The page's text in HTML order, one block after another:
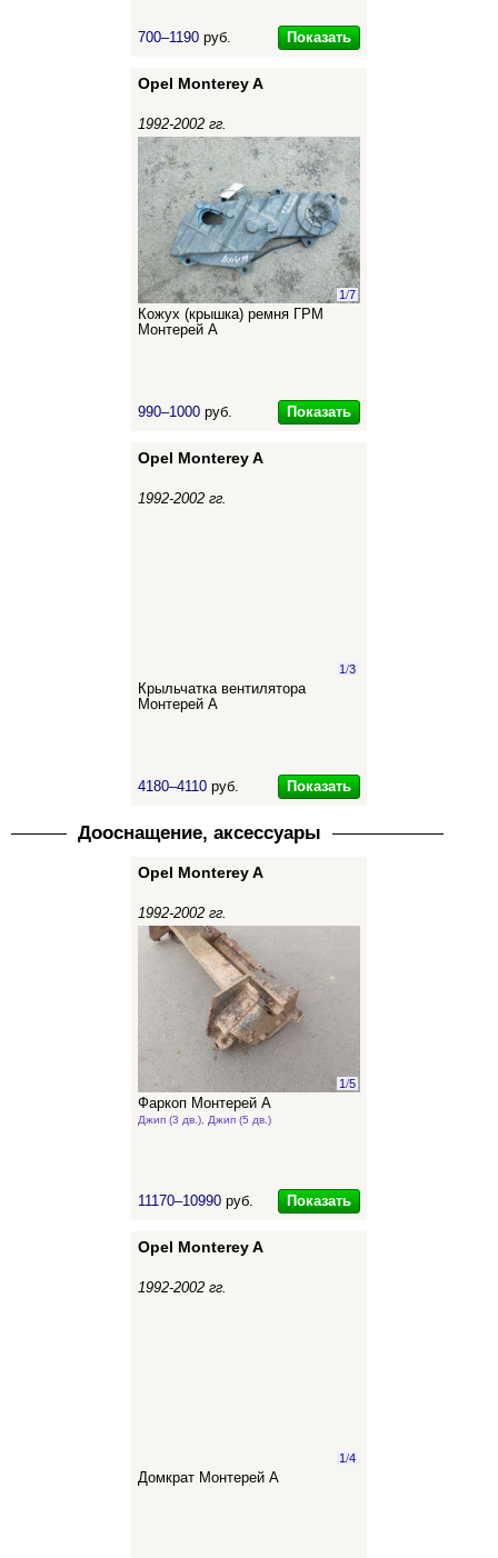
700–1190 руб. Показать
Opel Monterey A
1992-2002 гг.
1/7
Кожух (крышка) ремня ГРМ
Монтерей А
990–1000 руб. Показать
Opel Monterey A
1992-2002 гг.
1/3
Крыльчатка вентилятора
Монтерей А
4180–4110 руб. Показать
Дооснащение, аксессуары
Opel Monterey A
1992-2002 гг.
1/5
Фаркоп Монтерей А
Джип (3 дв.), Джип (5 дв.)
11170–10990 руб. Показать
Opel Monterey A
1992-2002 гг.
1/4
Домкрат Монтерей А